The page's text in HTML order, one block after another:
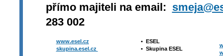
přímo majiteli na email:
283 002
www.esel.cz
skupina.esel.cz
• ESEL
• Skupina ESEL